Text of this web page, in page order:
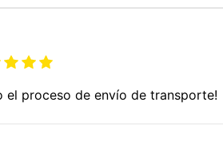
el proceso de envío de transporte!